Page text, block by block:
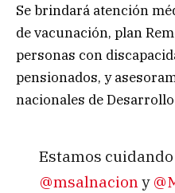
Se brindará atención
de vacunación, plan
personas con
pensionados, y
nacionales de
Estamos
@msalnaciony